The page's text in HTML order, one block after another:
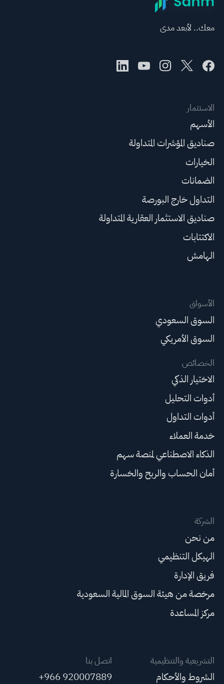
معك.. لأبعد مدى
الاستثمار
الأسهم
صناديق المؤشرات المتداولة
الخيارات
الضمانات
التداول خارج البورصة
صناديق الاستثمار العقارية المتداولة
الاكتتابات
الهامش
الأسواق
السوق السعودي
السوق الأمريكي
الخصائص
الاختيار الذكي
أدوات التحليل
أدوات التداول
خدمة العملاء
الذكاء الاصطناعي لمنصة سهم
أمان الحساب والربح والخسارة
الشركة
من نحن
الهيكل التنظيمي
فريق الإدارة
مرخصة من هيئة السوق المالية السعودية
مركز المساعدة
التشريعية والتنظيمية
الشروط والأحكام
اتصل بنا
+966 920007889